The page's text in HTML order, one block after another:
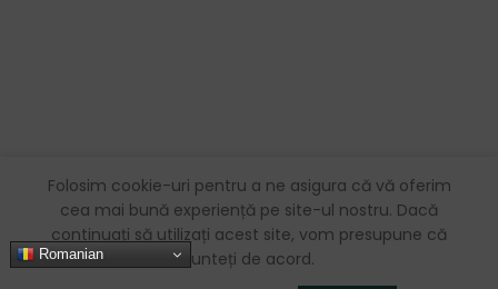
Folosim cookie-uri pentru a ne asigura că vă oferim
cea mai bună experiență pe site-ul nostru. Dacă
continuați să utilizați acest site, vom presupune că
sunteți de acord.
Romanian